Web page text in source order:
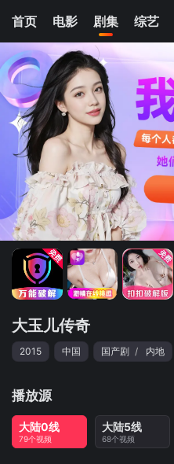
首页 电影 剧集 综艺
我的观影记录
大玉儿传奇
清空
大玉儿传奇
2015 中国 国产剧 / 内地
播放源
大陆0线
79个视频
大陆5线
68个视频